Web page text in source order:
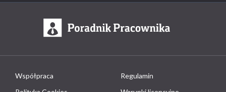
Współpraca
Regulamin